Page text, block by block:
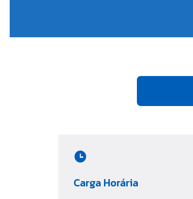
Carga Horária